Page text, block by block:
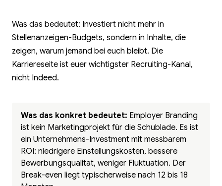
Was das bedeutet: Investiert nicht mehr in
Stellenanzeigen-Budgets, sondern in Inhalte, die
zeigen, warum jemand bei euch bleibt. Die
Karriereseite ist euer wichtigster Recruiting-Kanal,
nicht Indeed.
Was das konkret bedeutet: Employer Branding
ist kein Marketingprojekt für die Schublade. Es ist
ein Unternehmens-Investment mit messbarem
ROI: niedrigere Einstellungskosten, bessere
Bewerbungsqualität, weniger Fluktuation. Der
Break-even liegt typischerweise nach 12 bis 18